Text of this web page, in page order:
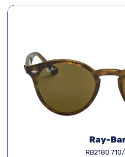
Ray-
RB2180